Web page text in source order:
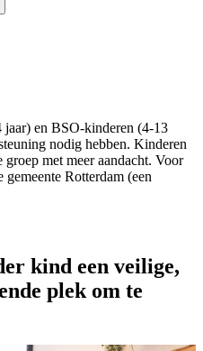
jaar) en BSO-kinderen (4-13
nodig hebben. Kinderen
met meer aandacht. Voor
Rotterdam (een
kind een veilige,
plek om te